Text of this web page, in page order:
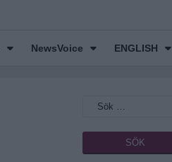
NewsVoice ENGLISH